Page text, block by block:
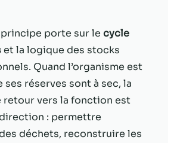
porte sur le cycle
et la logique des stocks
Quand l’organisme est
ses réserves sont à sec, la
retour vers la fonction est
: permettre
déchets, reconstruire les
Experience
Afin que notre
site Web
fonctionne
aussi bien que
possible lors
de votre visite.
Si vous refusez
ces cookies,